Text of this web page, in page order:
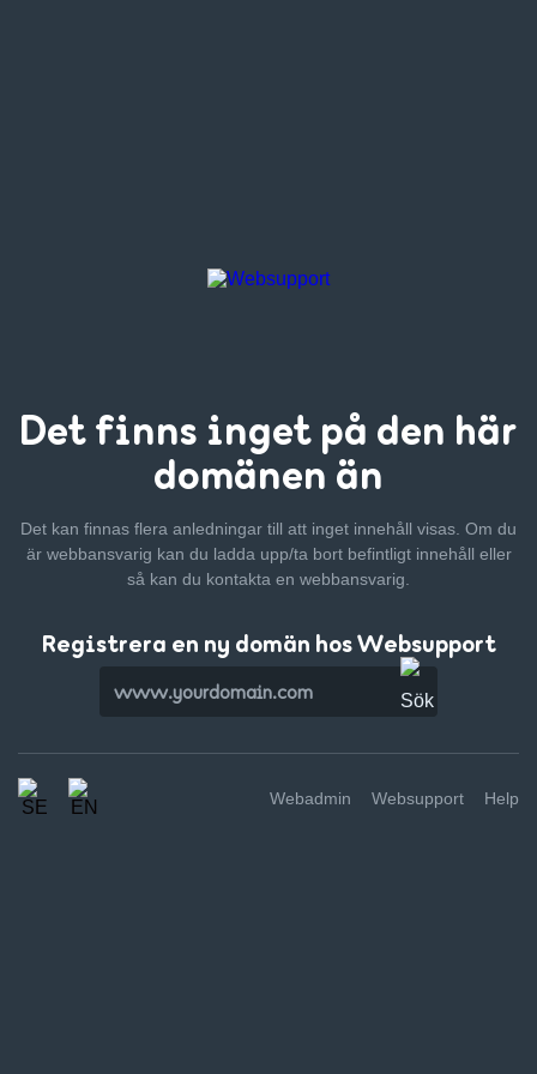
Det finns inget på den här
domänen än
Det kan finnas flera anledningar till att inget innehåll visas. Om du
är webbansvarig kan du ladda upp/ta bort befintligt innehåll eller
så kan du kontakta en webbansvarig.
Registrera en ny domän hos Websupport
Webadmin Websupport Help